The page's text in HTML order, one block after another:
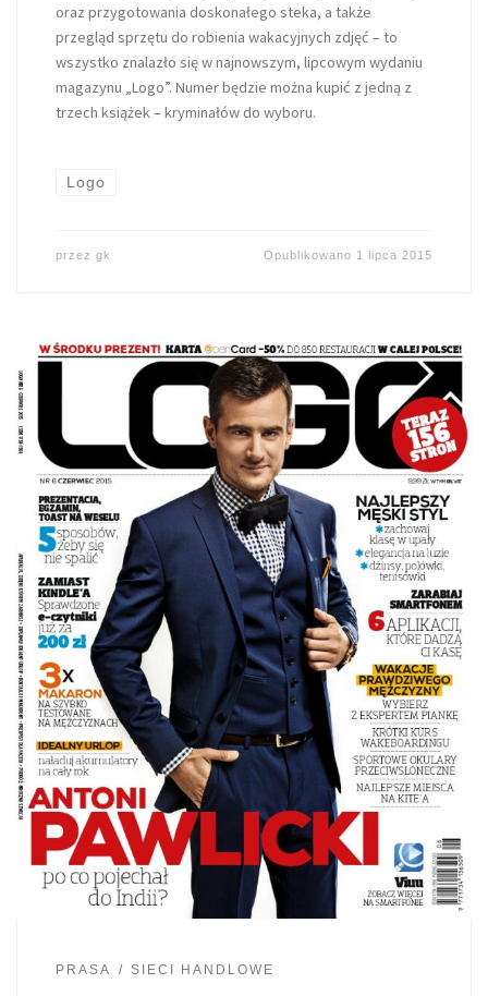
oraz przygotowania doskonałego steka, a także
przegląd sprzętu do robienia wakacyjnych zdjęć – to
wszystko znalazło się w najnowszym, lipcowym wydaniu
magazynu „Logo”. Numer będzie można kupić z jedną z
trzech książek – kryminałów do wyboru.
Logo
przez gk Opublikowano 1 lipca 2015
PRASA SIECI HANDLOWE